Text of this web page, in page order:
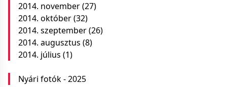
2014. november(27)
2014. október(32)
2014. szeptember(26)
2014. augusztus (8)
2014. július (1)
Nyári fotók - 2025